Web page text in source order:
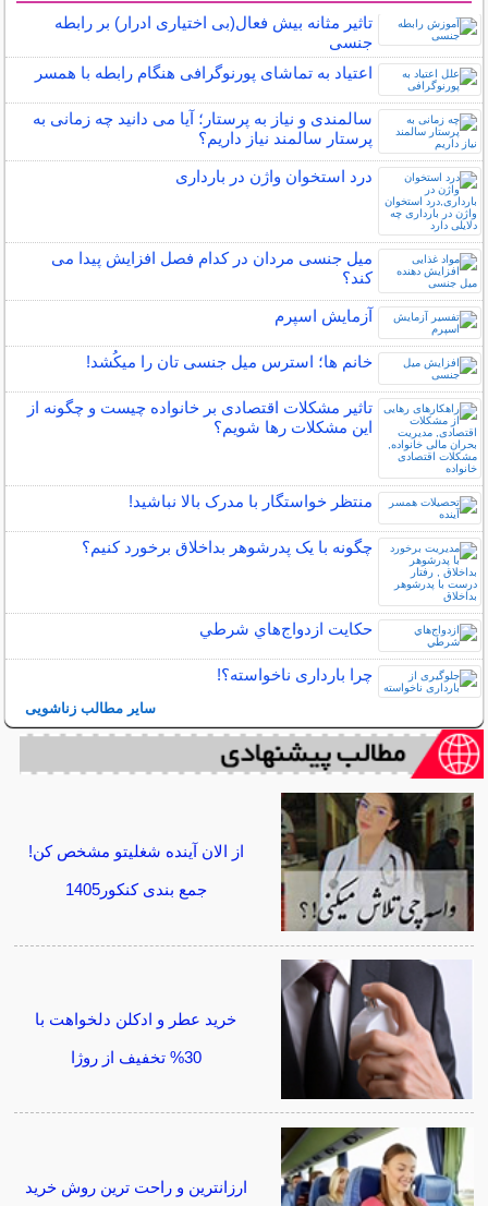
تاثیر مثانه بیش فعال(بی اختیاری ادرار) بر رابطه
جنسی
اعتیاد به تماشای پورنوگرافی هنگام رابطه با همسر
سالمندی و نیاز به پرستار؛ آیا می دانید چه زمانی به
پرستار سالمند نیاز داریم؟
درد استخوان واژن در بارداری
میل جنسی مردان در کدام فصل افزایش پیدا می
کند؟
آزمایش اسپرم
خانم ها؛ استرس میل جنسی تان را میکُشد!
تاثیر مشکلات اقتصادی بر خانواده چیست و چگونه از
این مشکلات رها شویم؟
منتظر خواستگار با مدرک بالا نباشید!
چگونه با یک پدرشوهر بداخلاق برخورد کنیم؟
حكايت ازدواج‌هاي شرطي
چرا بارداری ناخواسته؟!
سایر مطالب زناشویی
از الان آینده شغلیتو مشخص کن!
جمع بندی کنکور1405
خرید عطر و ادکلن دلخواهت با
30% تخفیف از روژا
ارزانترین و راحت ترین روش خرید